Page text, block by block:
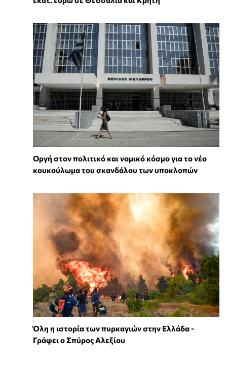
Οργή στον πολιτικό και νομικό κόσμο για το νέο
κουκούλωμα του σκανδάλου των υποκλοπών
Όλη η ιστορία των πυρκαγιών στην Ελλάδα -
Γράφει ο Σπύρος Αλεξίου